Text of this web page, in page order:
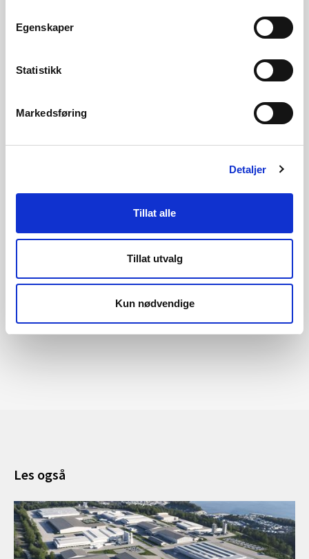
Egenskaper
Statistikk
Markedsføring
Detaljer
Tillat alle
Tillat utvalg
Kun nødvendige
Ylva Bencze Rørå, fagleder ny vannkraft
Konsesjonssak: Bergselva kraftverk
Les også